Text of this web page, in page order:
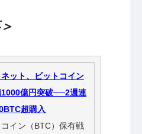
ット、ビットコイン
億円突破──2週連
超購入
イン（BTC）保有戦